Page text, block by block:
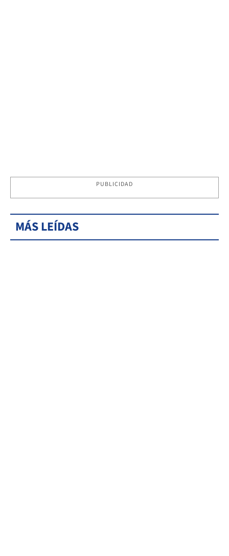
PUBLICIDAD
MÁS LEÍDAS